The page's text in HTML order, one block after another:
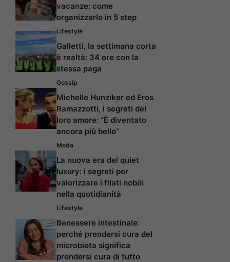
vacanze: come
organizzarlo in 5 step
Lifestyle
Galletti, la settimana corta
è realtà: 34 ore con la
stessa paga
Gossip
Michelle Hunziker ed Eros
Ramazzotti, i segreti del
loro amore: “È diventato
ancora più bello”
Moda
La nuova era del quiet
luxury: i segreti per
valorizzare i filati nobili
nella quotidianità
Lifestyle
Benessere intestinale:
perché prendersi cura del
microbiota significa
prendersi cura di tutto